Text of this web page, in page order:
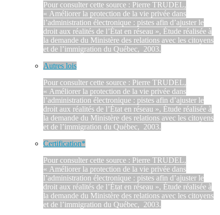
Pour consulter cette source : Pierre TRUDEL,
« Améliorer la protection de la vie privée dans
l’administration électronique : pistes afin d’ajuster le
droit aux réalités de l’État en réseau », Étude réalisée à
la demande du Ministère des relations avec les citoyens
et de l’immigration du Québec, 2003.
Autres lois
Pour consulter cette source : Pierre TRUDEL,
« Améliorer la protection de la vie privée dans
l’administration électronique : pistes afin d’ajuster le
droit aux réalités de l’État en réseau », Étude réalisée à
la demande du Ministère des relations avec les citoyens
et de l’immigration du Québec, 2003.
Certification*
Pour consulter cette source : Pierre TRUDEL,
« Améliorer la protection de la vie privée dans
l’administration électronique : pistes afin d’ajuster le
droit aux réalités de l’État en réseau », Étude réalisée à
la demande du Ministère des relations avec les citoyens
et de l’immigration du Québec, 2003.